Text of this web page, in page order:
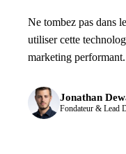
Ne tombez pas dans
utiliser cette
marketing performant.
Jonathan
Fondateur & Lead